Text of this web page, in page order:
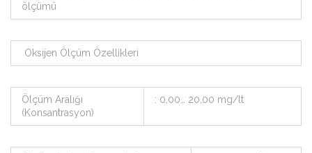
ölçümü
Oksijen Ölçüm Özellikleri
Ölçüm Aralığı
(Konsantrasyon)
: 0,00… 20,00 mg/lt